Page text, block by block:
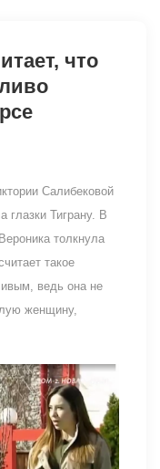
что
Салибековой
глазки Тиграну. В
толкнула
такое
ведь она не
женщину,